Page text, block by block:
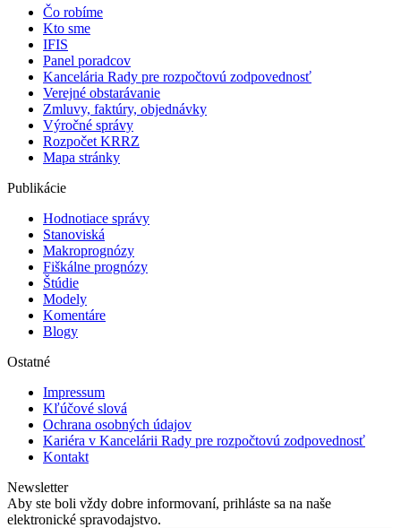
Čo robíme
Kto sme
IFIS
Panel poradcov
Kancelária Rady pre rozpočtovú zodpovednosť
Verejné obstarávanie
Zmluvy, faktúry, objednávky
Výročné správy
Rozpočet KRRZ
Mapa stránky
Publikácie
Hodnotiace správy
Stanoviská
Makroprognózy
Fiškálne prognózy
Štúdie
Modely
Komentáre
Blogy
Ostatné
Impressum
Kľúčové slová
Ochrana osobných údajov
Kariéra v Kancelárii Rady pre rozpočtovú zodpovednosť
Kontakt
Newsletter
Aby ste boli vždy dobre informovaní, prihláste sa na naše
elektronické spravodajstvo.